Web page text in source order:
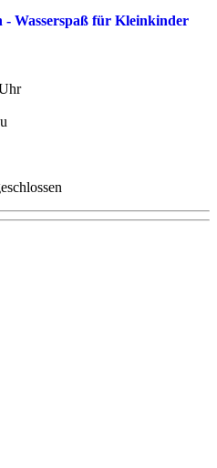
- Wasserspaß für Kleinkinder